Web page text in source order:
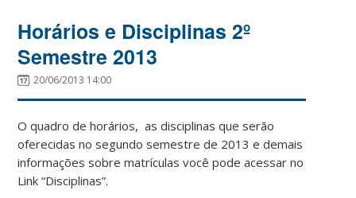
Horários e Disciplinas 2º
Semestre 2013
20/06/2013 14:00
O quadro de horários, as disciplinas que serão
oferecidas no segundo semestre de 2013 e demais
informações sobre matrículas você pode acessar no
Link “Disciplinas”.